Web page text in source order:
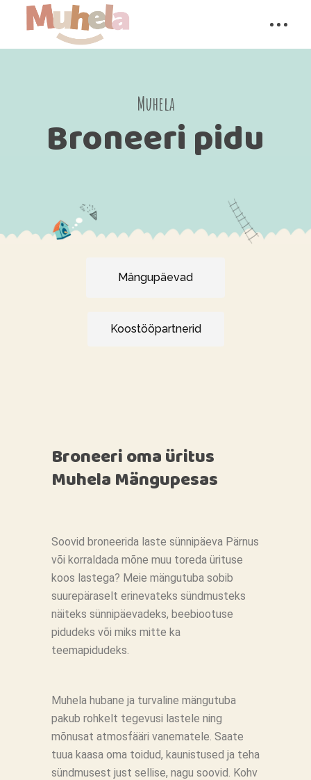
Muhela
Broneeri pidu
Mängupäevad
Koostööpartnerid
Broneeri oma üritus
Muhela Mängupesas
Soovid broneerida laste sünnipäeva Pärnus
või korraldada mõne muu toreda ürituse
koos lastega? Meie mängutuba sobib
suurepäraselt erinevateks sündmusteks
näiteks sünnipäevadeks, beebiootuse
pidudeks või miks mitte ka
teemapidudeks.
Muhela hubane ja turvaline mängutuba
pakub rohkelt tegevusi lastele ning
mõnusat atmosfääri vanematele. Saate
tuua kaasa oma toidud, kaunistused ja teha
sündmusest just sellise, nagu soovid. Kohv